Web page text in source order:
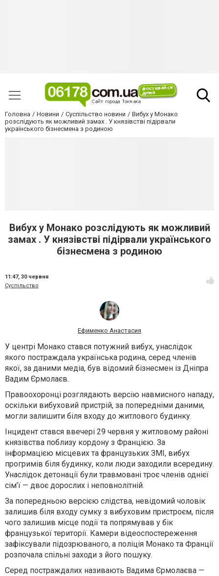
Головна Новини Суспільство новини
Вибух у Монако
розслідують як можливий замах . У князівстві підірвали
українського бізнесмена з родиною
Вибух у Монако розслідують як можливий
замах . У князівстві підірвали українського
бізнесмена з родиною
11:47, 30 червня
Суспільство
Ефименко Анастасия
У центрі Монако стався потужний вибух, унаслідок
якого постраждала українська родина, серед членів
якої, за даними медіа, був відомий бізнесмен із Дніпра
Вадим Єрмолаєв.
Правоохоронці розглядають версію навмисного нападу,
оскільки вибуховий пристрій, за попередніми даними,
могли залишити біля входу до житлового будинку.
Інцидент стався ввечері 29 червня у житловому районі
князівства поблизу кордону з Францією. За
інформацією місцевих та французьких ЗМІ, вибух
прогримів біля будинку, коли люди заходили всередину.
Унаслідок детонації були травмовані троє членів однієї
сім’ї — двоє дорослих і неповнолітній.
За попередньою версією слідства, невідомий чоловік
залишив біля входу сумку з вибуховим пристроєм, після
чого залишив місце події та попрямував у бік
французької території. Камери відеоспостереження
зафіксували підозрюваного, а поліція Монако та Франції
розпочала спільні заходи з його пошуку.
Серед постраждалих називають Вадима Єрмолаєва —